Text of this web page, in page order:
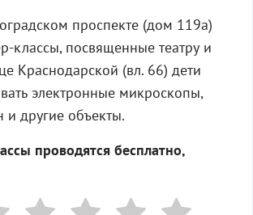
проспекте (дом 119а)
классы, посвященные театру и
Краснодарской (вл. 66) дети
электронные микроскопы,
другие объекты.
проводятся бесплатно,